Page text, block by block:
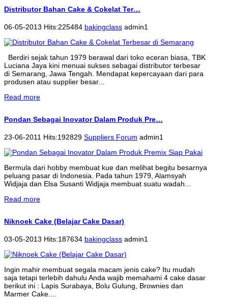
Distributor Bahan Cake & Cokelat Ter…
06-05-2013 Hits:225484 bakingclass admin1
Berdiri sejak tahun 1979 berawal dari toko eceran biasa, TBK
Luciana Jaya kini menuai sukses sebagai distributor terbesar
di Semarang, Jawa Tengah. Mendapat kepercayaan dari para
produsen atau supplier besar...
Read more
Pondan Sebagai Inovator Dalam Produk Pre…
23-06-2011 Hits:192829 Suppliers Forum admin1
Bermula dari hobby membuat kue dan melihat begitu besarnya
peluang pasar di Indonesia. Pada tahun 1979, Alamsyah
Widjaja dan Elsa Susanti Widjaja membuat suatu wadah...
Read more
Niknoek Cake (Belajar Cake Dasar)
03-05-2013 Hits:187634 bakingclass admin1
Ingin mahir membuat segala macam jenis cake? Itu mudah
saja tetapi terlebih dahulu Anda wajib memahami 4 cake dasar
berikut ini : Lapis Surabaya, Bolu Gulung, Brownies dan
Marmer Cake....